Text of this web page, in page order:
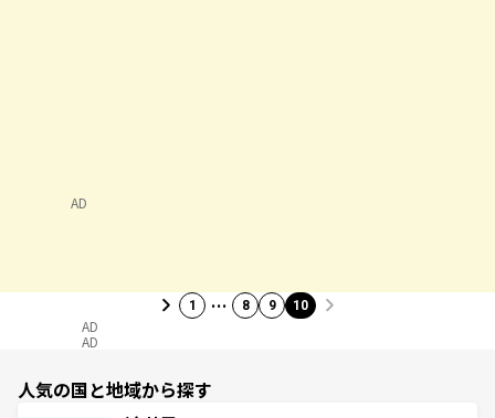
AD
1 … 8 9 10
AD
AD
人気の国と地域から探す